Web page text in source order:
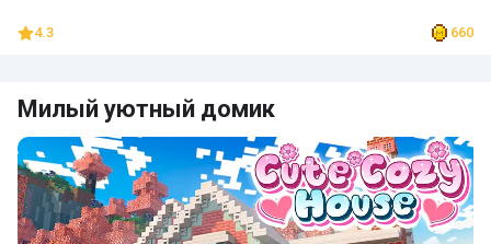
4.3 660
Милый уютный домик